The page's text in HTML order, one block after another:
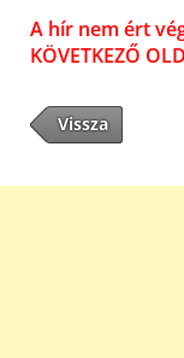
A hír nem ért
KÖVETKEZŐ
Vissza